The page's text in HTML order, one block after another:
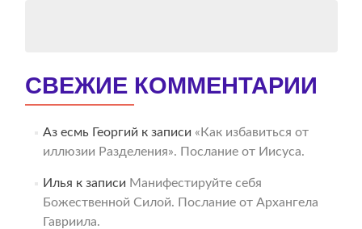
СВЕЖИЕ КОММЕНТАРИИ
Аз есмь Георгий к записи «Как избавиться от
иллюзии Разделения». Послание от Иисуса.
Илья к записи Манифестируйте себя
Божественной Силой. Послание от Архангела
Гавриила.